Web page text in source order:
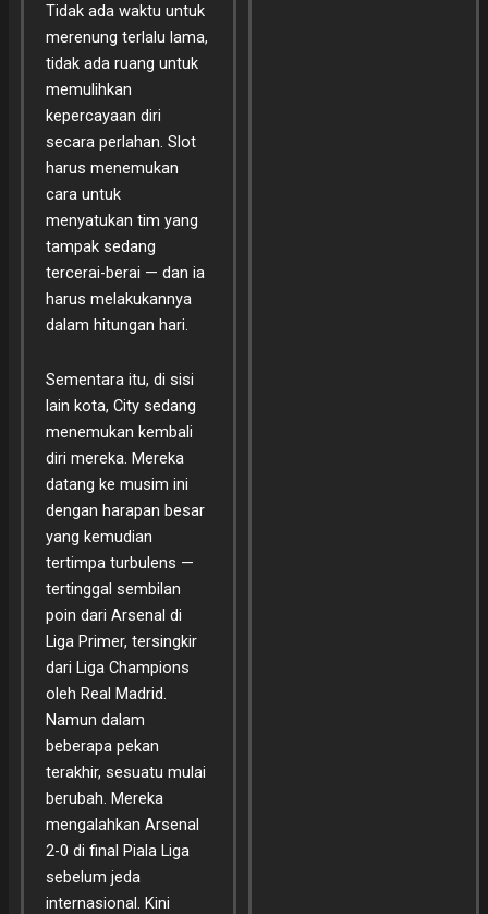
Tidak ada waktu untuk
merenung terlalu lama,
tidak ada ruang untuk
memulihkan
kepercayaan diri
secara perlahan. Slot
harus menemukan
cara untuk
menyatukan tim yang
tampak sedang
tercerai-berai — dan ia
harus melakukannya
dalam hitungan hari.
Sementara itu, di sisi
lain kota, City sedang
menemukan kembali
diri mereka. Mereka
datang ke musim ini
dengan harapan besar
yang kemudian
tertimpa turbulens —
tertinggal sembilan
poin dari Arsenal di
Liga Primer, tersingkir
dari Liga Champions
oleh Real Madrid.
Namun dalam
beberapa pekan
terakhir, sesuatu mulai
berubah. Mereka
mengalahkan Arsenal
2-0 di final Piala Liga
sebelum jeda
internasional. Kini